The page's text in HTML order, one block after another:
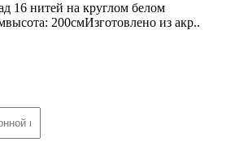
16 нитей на круглом белом
200смИзготовлено из акр..